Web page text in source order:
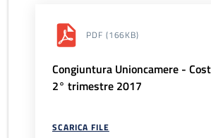
PDF (166KB)
Congiuntura Unioncamere -
2° trimestre 2017
SCARICA FILE